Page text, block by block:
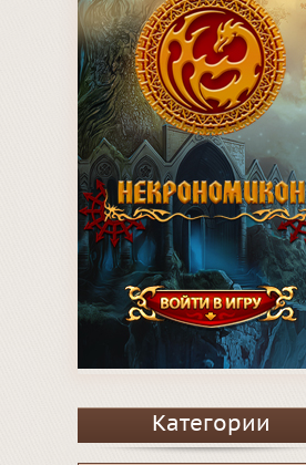
Категории